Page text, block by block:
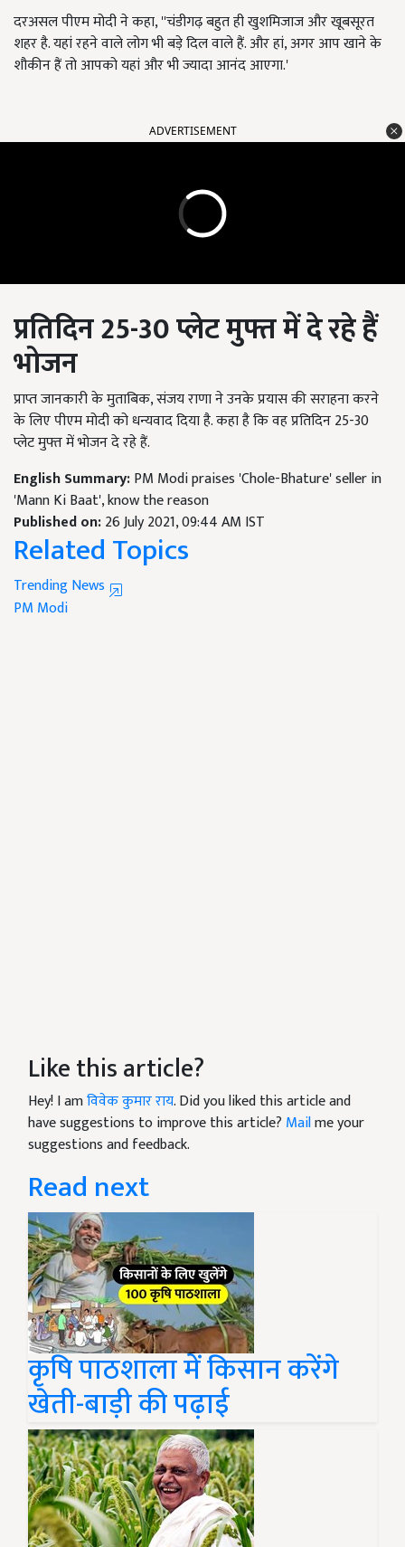
दरअसल पीएम मोदी ने कहा, ''चंडीगढ़ बहुत ही खुशमिजाज और खूबसूरत
शहर है. यहां रहने वाले लोग भी बड़े दिल वाले हैं. और हां, अगर आप खाने के
शौकीन हैं तो आपको यहां और भी ज्यादा आनंद आएगा.'
ADVERTISEMENT
प्रतिदिन 25-30 प्लेट मुफ्त में दे रहे हैं
भोजन
प्राप्त जानकारी के मुताबिक, संजय राणा ने उनके प्रयास की सराहना करने
के लिए पीएम मोदी को धन्यवाद दिया है. कहा है कि वह प्रतिदिन 25-30
प्लेट मुफ्त में भोजन दे रहे हैं.
English Summary:PM Modi praises 'Chole-Bhature' seller in
'Mann Ki Baat', know the reason
Published on:26 July 2021, 09:44 AM IST
Related Topics
Trending News
PM Modi
Like this article?
Hey! I amविवेक कुमार राय. Did you liked this article and
have suggestions to improve this article? Mailme your
suggestions and feedback.
Read next
कृषि पाठशाला में किसान करेंगे
खेती-बाड़ी की पढ़ाई